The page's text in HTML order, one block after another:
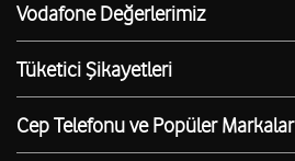
Vodafone 4.5G
Ürünler
Toptan
TOBi
Vodafone Değerlerimiz
Sosyal Destek
Erişilebilir Mağazalar
E-Atık Geri Dönüşümü
Sürdürülebilirlik
Tüketici Şikayetleri
Şikayet Talebi Oluşturma/Takibi
Borç Alacak Sorgulama
Cep Telefonu ve Popüler Markalar
iPhone 17